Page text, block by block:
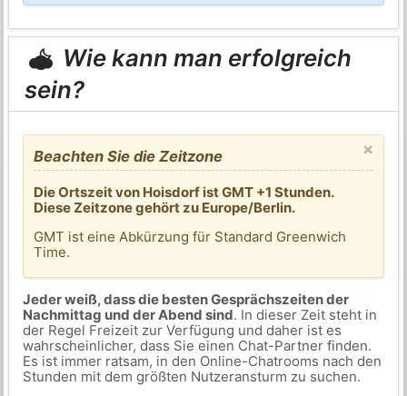
Wie kann man erfolgreich
sein?
×
Beachten Sie die Zeitzone
Die Ortszeit von Hoisdorf ist GMT +1 Stunden.
Diese Zeitzone gehört zu Europe/Berlin.
GMT ist eine Abkürzung für Standard Greenwich
Time.
Jeder weiß, dass die besten Gesprächszeiten der
Nachmittag und der Abend sind. In dieser Zeit steht in
der Regel Freizeit zur Verfügung und daher ist es
wahrscheinlicher, dass Sie einen Chat-Partner finden.
Es ist immer ratsam, in den Online-Chatrooms nach den
Stunden mit dem größten Nutzeransturm zu suchen.